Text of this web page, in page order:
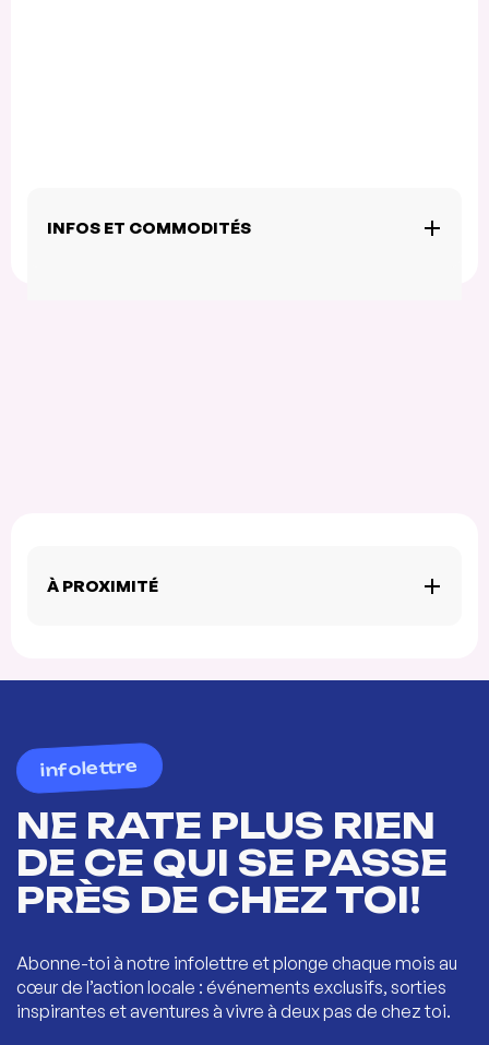
INFOS ET COMMODITÉS
À PROXIMITÉ
infolettre
NE RATE PLUS RIEN
DE CE QUI SE PASSE
PRÈS DE CHEZ TOI!
Abonne-toi à notre infolettre et plonge chaque mois au
cœur de l’action locale : événements exclusifs, sorties
inspirantes et aventures à vivre à deux pas de chez toi.